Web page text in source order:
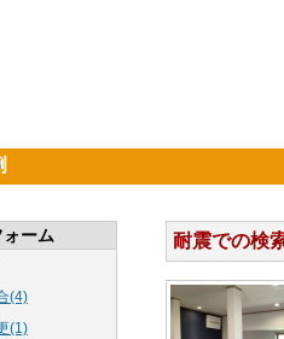
ーム
(4)
(1)
耐震での検